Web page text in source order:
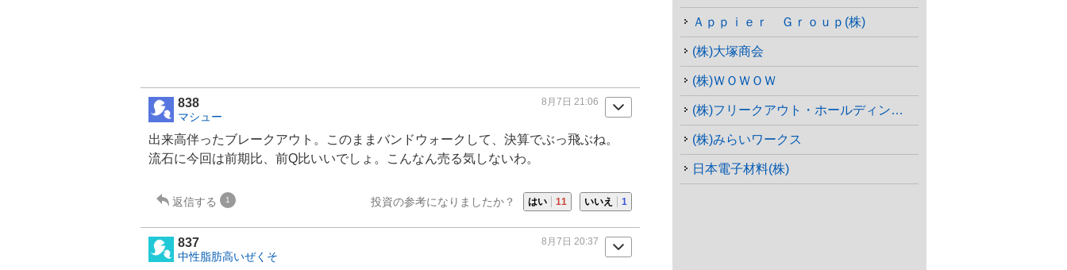
838
マシュー
8月7日 21:06
出来高伴ったブレークアウト。このままバンドウォークして、決算でぶっ飛ぶね。
流石に今回は前期比、前Q比いいでしょ。こんなん売る気しないわ。
返信する 1 投資の参考になりましたか？ はい 11 いいえ 1
837
中性脂肪高いぜくそ
8月7日 20:37
Ａｐｐｉｅｒ Ｇｒｏｕｐ(株)
(株)大塚商会
(株)ＷＯＷＯＷ
(株)フリークアウト・ホールディングス
(株)みらいワークス
日本電子材料(株)